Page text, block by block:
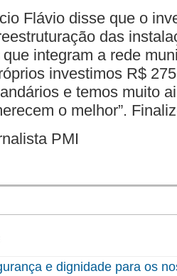
Flávio disse que o
das
integram a rede
investimos R$
e temos muito
o melhor”.
PMI
e dignidade para os